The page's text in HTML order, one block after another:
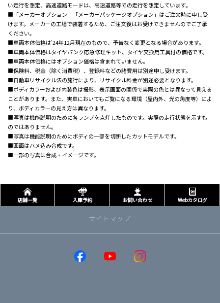
い走行を想定、高速道路モードは、高速道路等での走行を想定しています。
■「メーカーオプション」「メーカーパッケージオプション」はご注文時に申し受
けます。メーカーの工場で装着するため、ご注文後はお受けできませんのでご了承
ください。
■車両本体価格は'24年12月現在のもので、予告なく変更となる場合があります。
■車両本体価格はタイヤパンク応急修理キット、タイヤ交換用工具付の価格です。
■車両本体価格にはオプション価格は含まれていません。
■保険料、税金（除く消費税）、登録料などの諸費用は別途申し受けます。
■自動車リサイクル法の施行により、リサイクル料金が別途必要となります。
■ボディカラーおよび内装色は撮影、表示画面の関係で実際の色とは異なって見える
ことがあります。また、実車においてもご覧になる環境（屋内外、光の角度等）によ
り、ボディカラーの見え方は異なります。
■写真は機能説明のために各ランプを点灯したものです。実際の走行状態を示すも
のではありません。
■写真は機能説明のためにボディの一部を切断したカットモデルです。
■画面はハメ込み合成です。
■一部の写真は合成・イメージです。
店舗一覧 入庫予約 お問い合わせ Webカタログ
サイトマップ